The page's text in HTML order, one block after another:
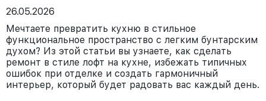
26.05.2026
Мечтаете превратить кухню в стильное
функциональное пространство с легким бунтарским
духом? Из этой статьи вы узнаете, как сделать
ремонт в стиле лофт на кухне, избежать типичных
ошибок при отделке и создать гармоничный
интерьер, который будет радовать вас каждый день.